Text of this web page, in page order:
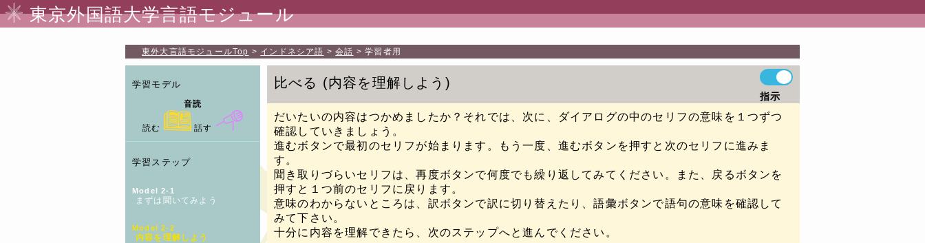
東京外国語大学言語モジュール
東外大言語モジュールTop インドネシア語 会話 学習者用
学習モデル
音読
読む 話す
学習ステップ
Model 2-1
まずは聞いてみよう
Model 2-2
内容を理解しよう
比べる 内容を理解しよう
指示
だいたいの内容はつかめましたか？それでは、次に、ダイアログの中のセリフの意味を１つずつ
確認していきましょう。
進むボタンで最初のセリフが始まります。もう一度、進むボタンを押すと次のセリフに進みま
す。
聞き取りづらいセリフは、再度ボタンで何度でも繰り返してみてください。また、戻るボタンを
押すと１つ前のセリフに戻ります。
意味のわからないところは、訳ボタンで訳に切り替えたり、語彙ボタンで語句の意味を確認して
みて下さい。
十分に内容を理解できたら、次のステップへと進んでください。